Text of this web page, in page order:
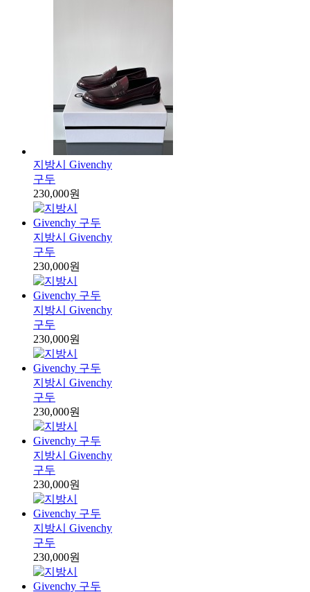
지방시 Givenchy
구두
230,000원
지방시 Givenchy
구두
230,000원
지방시 Givenchy
구두
230,000원
지방시 Givenchy
구두
230,000원
지방시 Givenchy
구두
230,000원
지방시 Givenchy
구두
230,000원